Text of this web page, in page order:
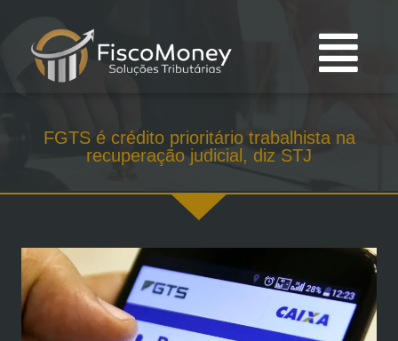
FGTS é crédito prioritário trabalhista na
recuperação judicial, diz STJ